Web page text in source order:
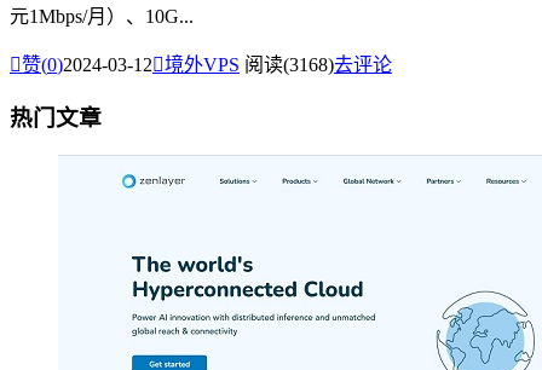
元1Mbps/月）、10G...
赞(0)2024-03-12境外VPS 阅读(3168)去评论
热门文章